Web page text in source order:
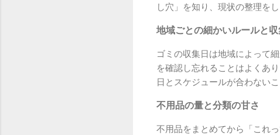
し穴」を知り、現状の整理をし
地域ごとの細かいルールと収
ゴミの収集日は地域によって
を確認し忘れることはよくあ
日とスケジュールが合わない
不用品の量と分類の甘さ
不用品をまとめてから「これ